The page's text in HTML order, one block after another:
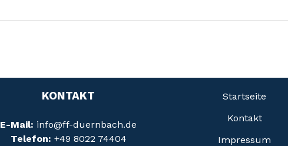
KONTAKT
E-Mail: info@ff-duernbach.de
Telefon: +49 8022 74404
Startseite
Kontakt
Impressum